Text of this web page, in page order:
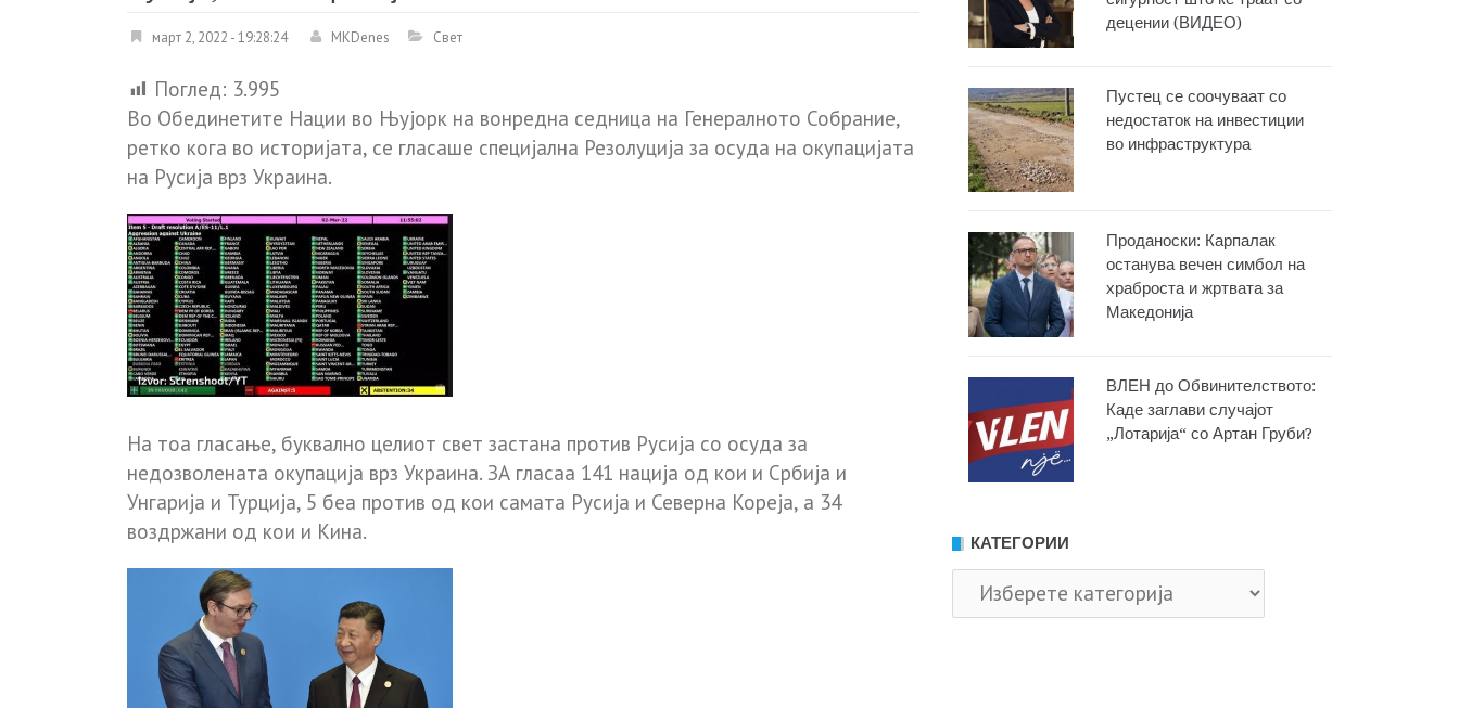
март 2, 2022 - 19:28:24 MKDenes Свет
Поглед: 3.995
Во Обединетите Нации во Њујорк на вонредна седница на Генералното Собрание,
ретко кога во историјата, се гласаше специјална Резолуција за осуда на окупацијата
на Русија врз Украина.
На тоа гласање, буквално целиот свет застана против Русија со осуда за
недозволената окупација врз Украина. ЗА гласаа 141 нација од кои и Србија и
Унгарија и Турција, 5 беа против од кои самата Русија и Северна Кореја, а 34
воздржани од кои и Кина.
децении (ВИДЕО)
Пустец се соочуваат со
недостаток на инвестиции
во инфраструктура
Проданоски: Карпалак
останува вечен симбол на
храброста и жртвата за
Македонија
ВЛЕН до Обвинителството:
Каде заглави случајот
„Лотарија“ со Артан Груби?
КАТЕГОРИИ
Категории